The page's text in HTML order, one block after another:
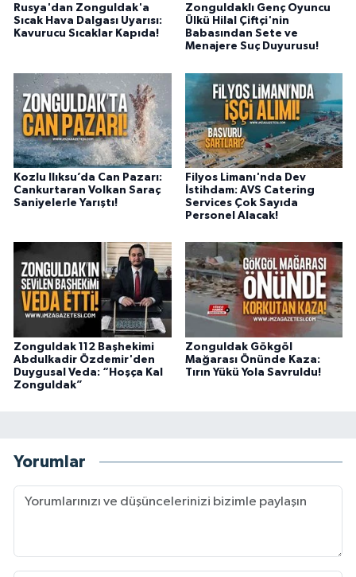
Rusya'dan Zonguldak'a
Sıcak Hava Dalgası Uyarısı:
Kavurucu Sıcaklar Kapıda!
Zonguldaklı Genç Oyuncu
Ülkü Hilal Çiftçi'nin
Babasından Sete ve
Menajere Suç Duyurusu!
Kozlu Ilıksu’da Can Pazarı:
Cankurtaran Volkan Saraç
Saniyelerle Yarıştı!
Filyos Limanı'nda Dev
İstihdam: AVS Catering
Services Çok Sayıda
Personel Alacak!
Zonguldak 112 Başhekimi
Abdulkadir Özdemir'den
Duygusal Veda: “Hoşça Kal
Zonguldak”
Zonguldak Gökgöl
Mağarası Önünde Kaza:
Tırın Yükü Yola Savruldu!
Yorumlar